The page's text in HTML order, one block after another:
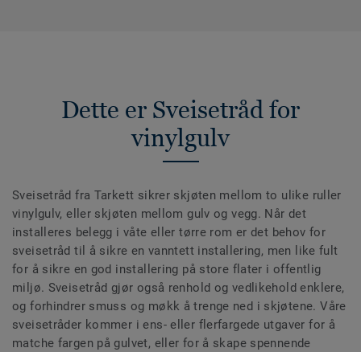
Dette er Sveisetråd for
vinylgulv
Sveisetråd fra Tarkett sikrer skjøten mellom to ulike ruller
vinylgulv, eller skjøten mellom gulv og vegg. Når det
installeres belegg i våte eller tørre rom er det behov for
sveisetråd til å sikre en vanntett installering, men like fult
for å sikre en god installering på store flater i offentlig
miljø. Sveisetråd gjør også renhold og vedlikehold enklere,
og forhindrer smuss og møkk å trenge ned i skjøtene. Våre
sveisetråder kommer i ens- eller flerfargede utgaver for å
matche fargen på gulvet, eller for å skape spennende